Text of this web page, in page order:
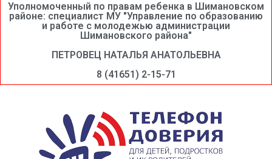
Уполномоченный по правам ребенка в Шимановском
районе: специалист МУ "Управление по образованию
и работе с молодежью администрации
Шимановского района"
ПЕТРОВЕЦ НАТАЛЬЯ АНАТОЛЬЕВНА
8 (41651) 2-15-71